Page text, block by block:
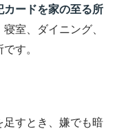
カードを家の至る所
室、ダイニング、
す。
すとき、嫌でも暗